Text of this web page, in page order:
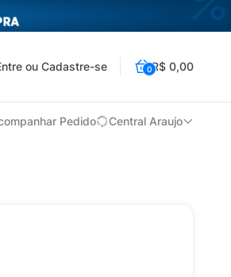
ou Cadastre-se 0R$ 0,00
Pedido Central Araujo